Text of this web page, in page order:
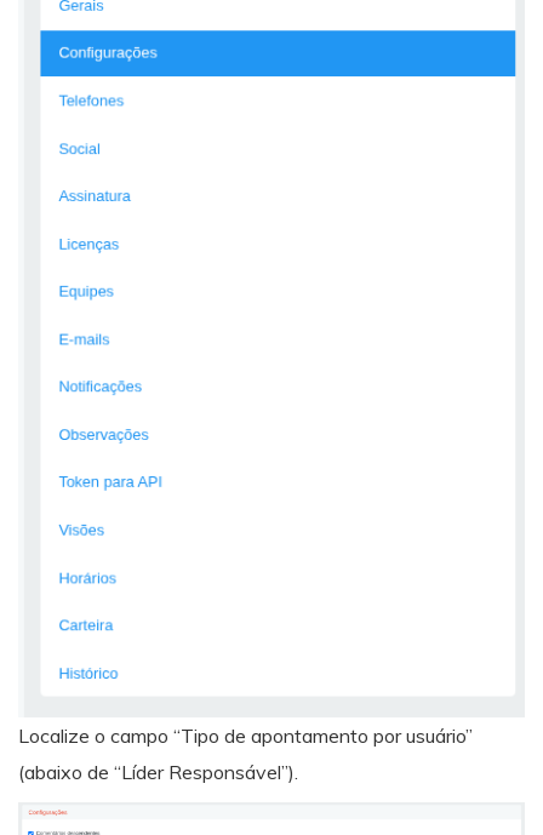
Localize o campo “Tipo de apontamento por usuário”
(abaixo de “Líder Responsável”).